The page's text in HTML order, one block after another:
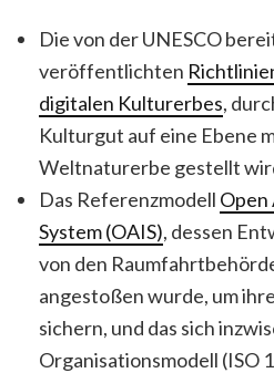
Die von der UNESCO
veröffentlichten
digitalen Kulturerbes,
Kulturgut auf eine Ebene
Weltnaturerbe gestellt
Das Referenzmodell
System (OAIS), dessen
von den
angestoßen wurde, um
sichern, und das sich
Organisationsmodell (ISO